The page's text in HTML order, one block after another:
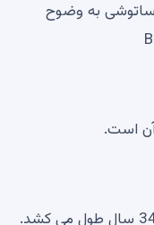
ساتوشی به وضوح